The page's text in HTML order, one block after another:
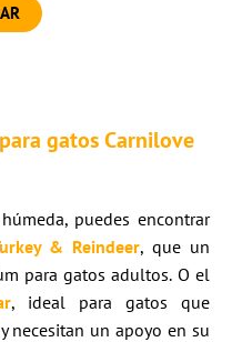
gatos Carnilove
puedes encontrar
& Reindeer, que un
para gatos adultos. O el
, ideal para gatos que
necesitan un apoyo en su